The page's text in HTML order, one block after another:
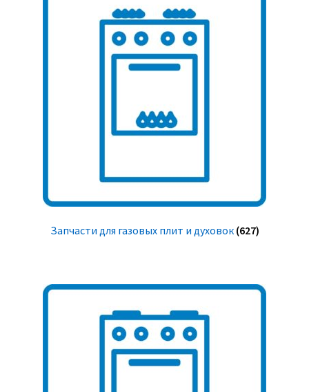
Запчасти для газовых плит и духовок (627)